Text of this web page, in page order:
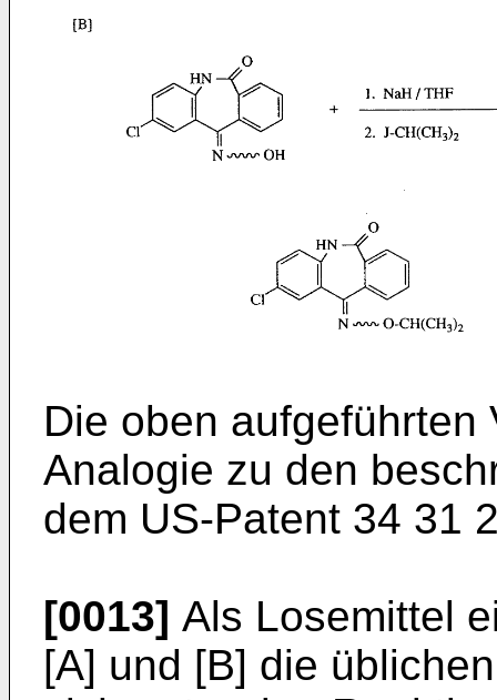
Die oben aufgeführten
Analogie zu den
dem US-Patent 34 31
[0013] Als Losemittel
[A] und [B] die